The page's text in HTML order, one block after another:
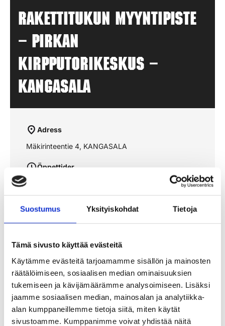
Suostumus Yksityiskohdat Tietoja
Tämä sivusto käyttää evästeitä
Käytämme evästeitä tarjoamamme sisällön ja mainosten
räätälöimiseen, sosiaalisen median ominaisuuksien
tukemiseen ja kävijämäärämme analysoimiseen. Lisäksi
jaamme sosiaalisen median, mainosalan ja analytiikka-
alan kumppaneillemme tietoja siitä, miten käytät
sivustoamme. Kumppanimme voivat yhdistää näitä
Rakettitukun myyntipiste
– PIRKAN
KIRPPUTORIKESKUS –
KANGASALA
Adress
Mäkirinteentie 4, KANGASALA
Öppettider
aukioloajat julkaistaan lähempänä sesonkia
Se rutten på kartan